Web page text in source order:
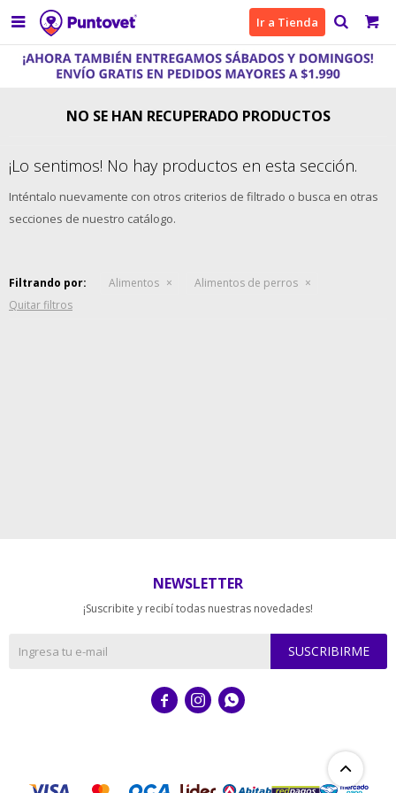
 Ir a Tienda
NO SE HAN RECUPERADO PRODUCTOS
¡Lo sentimos! No hay productos en esta sección.
Inténtalo nuevamente con otros criterios de filtrado o busca en otras
secciones de nuestro catálogo.
Filtrando por: Alimentos
Alimentos de perros
Quitar filtros
NEWSLETTER
¡Suscribite y recibí todas nuestras novedades!
SUSCRIBIRME
  